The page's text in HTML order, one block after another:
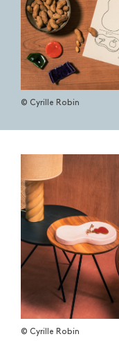
© Cyrille Robin
© Cyrille Robin